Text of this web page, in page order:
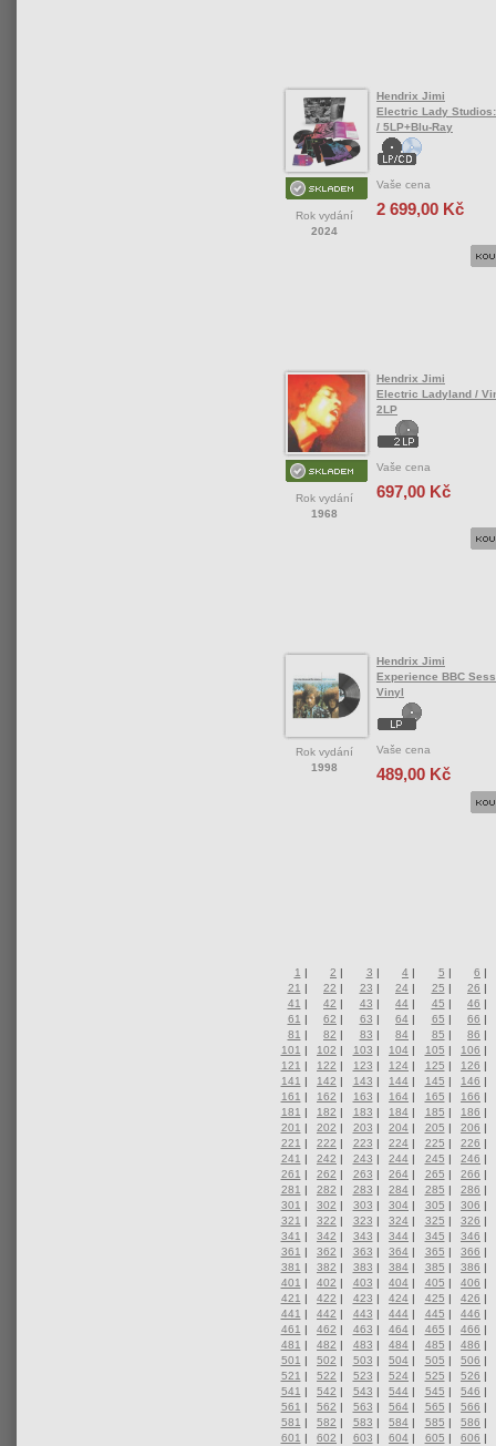
Rok vydání
2024
Hendrix Jimi
Electric Lady
/ 5LP+Blu-Ray
Vaše cena
2 699,00 Kč
Rok vydání
1968
Hendrix Jimi
Electric Ladyland /
2LP
Vaše cena
697,00 Kč
Rok vydání
1998
Hendrix Jimi
Experience BBC
Vinyl
Vaše cena
489,00 Kč
1 | 2 | 3 | 4 | 5 | 6 |
21 | 22 | 23 | 24 | 25 | 26 |
41 | 42 | 43 | 44 | 45 | 46 |
61 | 62 | 63 | 64 | 65 | 66 |
81 | 82 | 83 | 84 | 85 | 86 |
101 | 102 | 103 | 104 | 105 | 106 |
121 | 122 | 123 | 124 | 125 | 126 |
141 | 142 | 143 | 144 | 145 | 146 |
161 | 162 | 163 | 164 | 165 | 166 |
181 | 182 | 183 | 184 | 185 | 186 |
201 | 202 | 203 | 204 | 205 | 206 |
221 | 222 | 223 | 224 | 225 | 226 |
241 | 242 | 243 | 244 | 245 | 246 |
261 | 262 | 263 | 264 | 265 | 266 |
281 | 282 | 283 | 284 | 285 | 286 |
301 | 302 | 303 | 304 | 305 | 306 |
321 | 322 | 323 | 324 | 325 | 326 |
341 | 342 | 343 | 344 | 345 | 346 |
361 | 362 | 363 | 364 | 365 | 366 |
381 | 382 | 383 | 384 | 385 | 386 |
401 | 402 | 403 | 404 | 405 | 406 |
421 | 422 | 423 | 424 | 425 | 426 |
441 | 442 | 443 | 444 | 445 | 446 |
461 | 462 | 463 | 464 | 465 | 466 |
481 | 482 | 483 | 484 | 485 | 486 |
501 | 502 | 503 | 504 | 505 | 506 |
521 | 522 | 523 | 524 | 525 | 526 |
541 | 542 | 543 | 544 | 545 | 546 |
561 | 562 | 563 | 564 | 565 | 566 |
581 | 582 | 583 | 584 | 585 | 586 |
601 | 602 | 603 | 604 | 605 | 606 |